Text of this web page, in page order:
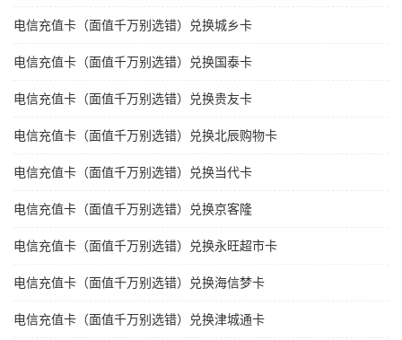
电信充值卡（面值千万别选错）兑换城乡卡
电信充值卡（面值千万别选错）兑换国泰卡
电信充值卡（面值千万别选错）兑换贵友卡
电信充值卡（面值千万别选错）兑换北辰购物卡
电信充值卡（面值千万别选错）兑换当代卡
电信充值卡（面值千万别选错）兑换京客隆
电信充值卡（面值千万别选错）兑换永旺超市卡
电信充值卡（面值千万别选错）兑换海信梦卡
电信充值卡（面值千万别选错）兑换津城通卡